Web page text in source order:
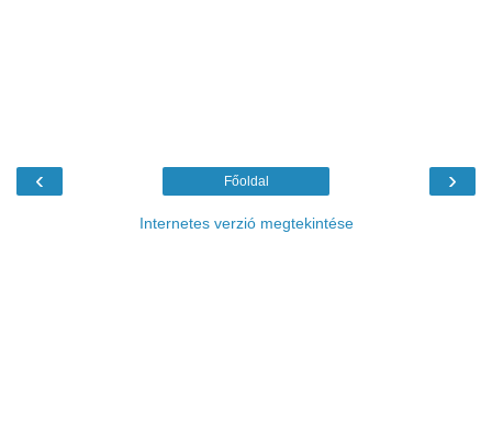
‹ ›
Főoldal
Internetes verzió megtekintése